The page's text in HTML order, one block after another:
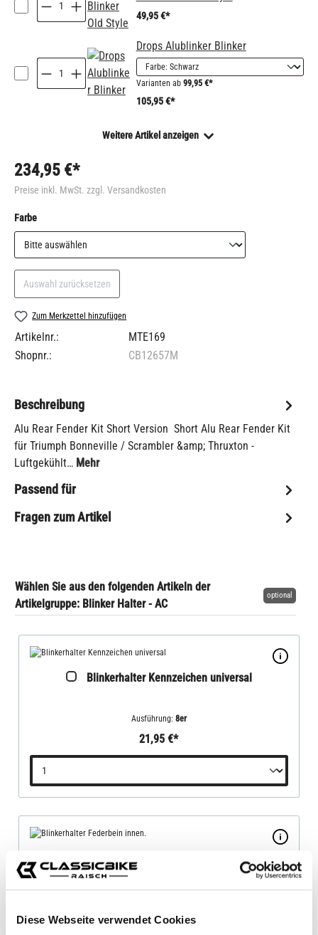
Diese Webseite verwendet Cookies
49,95 €*
Drops Alublinker Blinker
Varianten ab99,95 €*
105,95 €*
Weitere Artikel anzeigen
234,95 €*
Preise inkl. MwSt. zzgl. Versandkosten
Farbeauswählen
Auswahl zurücksetzen
Zum Merkzettel hinzufügen
Artikelnr.:
MTE169
Shopnr.:
CB12657M
Beschreibung
Alu Rear Fender Kit Short Version Short Alu Rear Fender Kit
für Triumph Bonneville / Scrambler &amp; Thruxton -
Luftgekühlt… Mehr
Passend für
Fragen zum Artikel
Wählen Sie aus den folgenden Artikeln der
Artikelgruppe: Blinker Halter - AC
optional
Blinkerhalter Kennzeichen universal
Ausführung: 8er
21,95 €*
Blinkerhalter Federbein innen.
16,90 €*